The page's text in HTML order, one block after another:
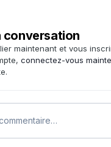
conversation
maintenant et vous
connectez-vous